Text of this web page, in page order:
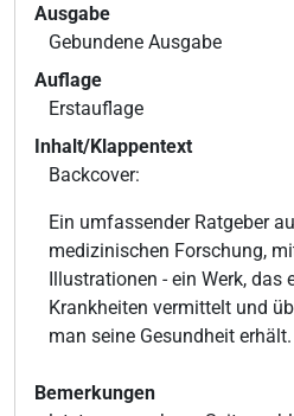
Ausgabe
Gebundene Ausgabe
Auflage
Erstauflage
Inhalt/Klappentext
Backcover:
Ein umfassender Ratgeber
medizinischen Forschung,
Illustrationen - ein Werk, das
Krankheiten vermittelt und
man seine Gesundheit erhält.
Bemerkungen